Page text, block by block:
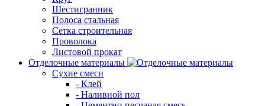
Шестигранник
Полоса стальная
Сетка строительная
Проволока
Листовой прокат
Отделочные материалы
Сухие смеси
- Клей
- Наливной пол